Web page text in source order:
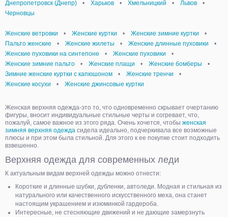
Днепропетровск (Днепр)
• Харьков • Хмельницкий • Львов
•
Черновцы
Женские ветровки • Женские куртки • Женские зимние куртки
•
Пальто женские
• Женские жилеты • Женские длинные пуховики
•
Женские пуховики на синтепоне
• Женские пуховики
•
Женские зимние пальто
• Женские плащи • Женские бомберы
•
Зимние женские куртки с капюшоном
• Женские тренчи
•
Женские косухи
• Женские джинсовые куртки
Женская верхняя одежда-это то, что одновременно скрывает очертанию
фигуры, вносит индивидуальные стильные черты и согревает, что,
пожалуй, самое важное из этого ряда. Очень хочется, чтобы женская
зимняя верхняя одежда сидела идеально, подчеркивала все возможные
плюсы и при этом была стильной. Для этого к ее покупке стоит подходить
взвешенно.
Верхняя одежда для современных леди
К актуальным видам верхней одежды можно отнести:
Короткие и длинные шубки, дубленки, автоледи. Модная и стильная из
натурального или качественного искусственного меха, она станет
настоящим украшением и изюминкой гардероба.
Интересные, не стесняющие движений и не дающие замерзнуть